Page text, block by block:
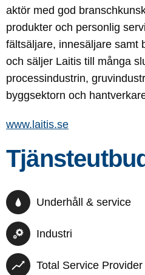
aktör med god
produkter och personlig
fältsäljare, innesäljare samt
och säljer Laitis till många
processindustrin,
byggsektorn och
www.laitis.se
Underhåll & service
Industri
Total Service Provider